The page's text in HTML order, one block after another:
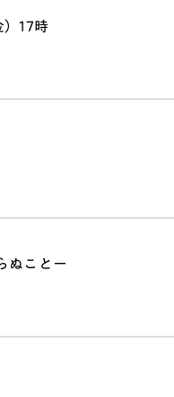
17時
ぬことー